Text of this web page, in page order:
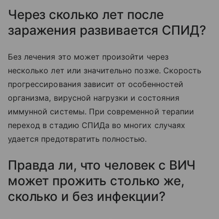
Через сколько лет после
заражения развивается СПИД?
Без лечения это может произойти через
несколько лет или значительно позже. Скорость
прогрессирования зависит от особенностей
организма, вирусной нагрузки и состояния
иммунной системы. При современной терапии
переход в стадию СПИДа во многих случаях
удается предотвратить полностью.
Правда ли, что человек с ВИЧ
может прожить столько же,
сколько и без инфекции?